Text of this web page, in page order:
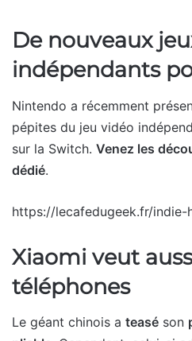
De nouveaux
indépendants
Nintendo a récemment
pépites du jeu vidéo
sur la Switch. Venez les
dédié.
https://lecafedugeek.fr/
Xiaomi veut
téléphones
Le géant chinois a teasé son